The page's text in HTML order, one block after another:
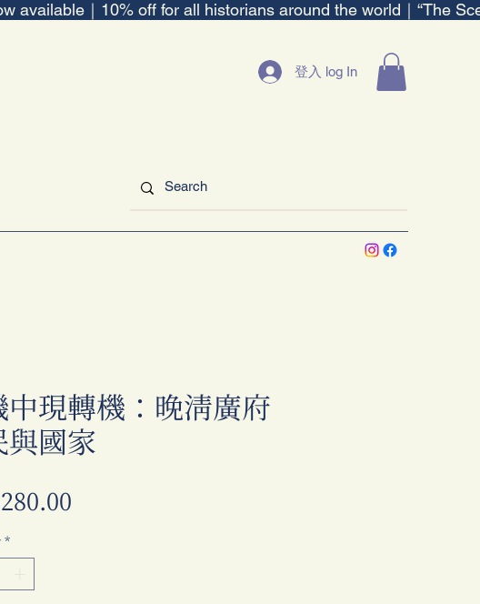
available｜
登入 log In
中現轉機：晚清廣府
與國家
*